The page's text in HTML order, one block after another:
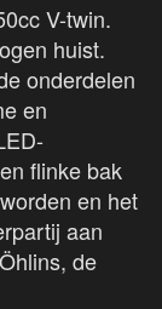
V-twin.
huist.
onderdelen
en
flinke bak
en het
aan
de